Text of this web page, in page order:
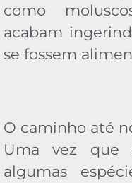
como
acabam
se fossem
O caminho até
Uma vez que
algumas